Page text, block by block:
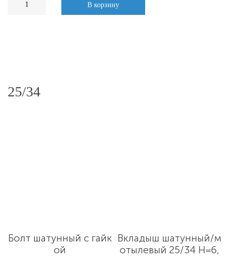
В корзину
25/34
Болт шатунный с гайк
ой
Вкладыш шатунный/м
отылевый 25/34 H=6,